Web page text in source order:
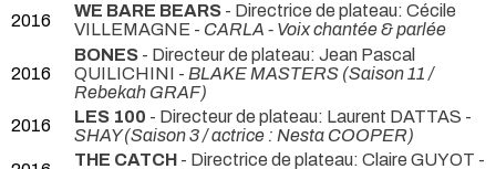
2016
WE BARE BEARS - Directrice de plateau: Cécile
VILLEMAGNE - CARLA - Voix chantée & parlée
2016
BONES - Directeur de plateau: Jean Pascal
QUILICHINI - BLAKE MASTERS (Saison 11 /
Rebekah GRAF)
2016
LES 100 - Directeur de plateau: Laurent DATTAS -
SHAY (Saison 3 / actrice : Nesta COOPER)
THE CATCH - Directrice de plateau: Claire GUYOT -